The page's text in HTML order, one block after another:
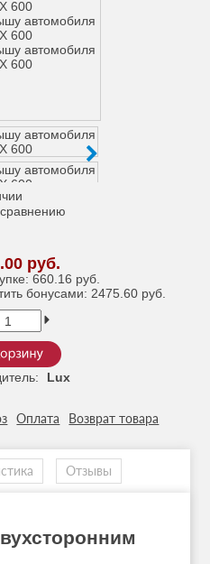
руб.
660.16 руб.
бонусами: 2475.60 руб.
Lux
Оплата
Возврат товара
Отзывы